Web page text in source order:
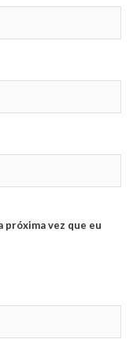
próxima vez que eu